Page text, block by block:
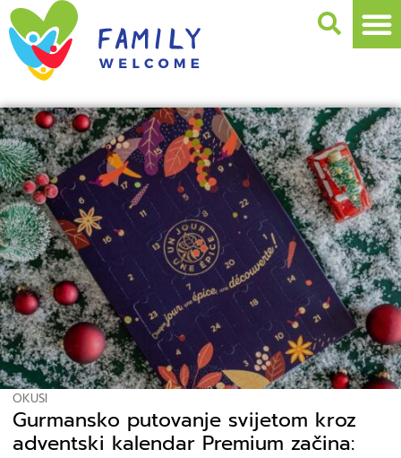
OKUSI
Gurmansko putovanje svijetom kroz
adventski kalendar Premium začina: